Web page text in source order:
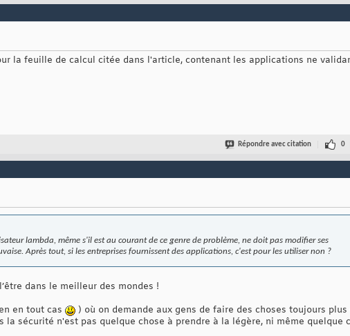
la feuille de calcul citée dans l'article, contenant les applications ne
Répondre avec citation 0
lambda, même s'il est au courant de ce genre de problème, ne doit pas modifier ses
Après tout, si les entreprises fournissent des applications, c'est pour les utiliser non ?
dans le meilleur des mondes !
en tout cas
) où on demande aux gens de faire des choses toujours plus
sécurité n'est pas quelque chose à prendre à la légère, ni même quelque